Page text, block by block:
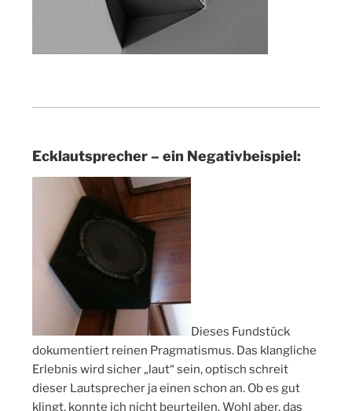
Ecklautsprecher – ein Negativbeispiel:
Dieses Fundstück
dokumentiert reinen Pragmatismus. Das klangliche
Erlebnis wird sicher „laut“ sein, optisch schreit
dieser Lautsprecher ja einen schon an. Ob es gut
klingt, konnte ich nicht beurteilen. Wohl aber, das